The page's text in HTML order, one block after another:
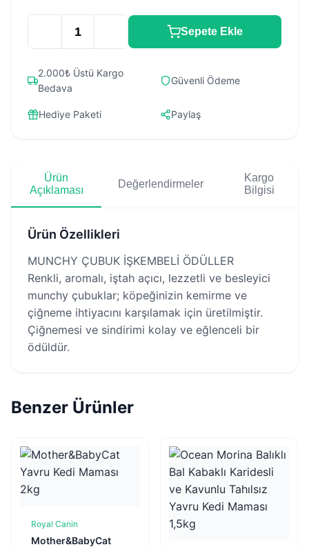
Sepete Ekle
2.000₺ Üstü Kargo
Bedava
Güvenli Ödeme
Hediye Paketi Paylaş
Ürün
Açıklaması
Değerlendirmeler
Kargo
Bilgisi
Ürün Özellikleri
MUNCHY ÇUBUK İŞKEMBELİ ÖDÜLLER
Renkli, aromalı, iştah açıcı, lezzetli ve besleyici
munchy çubuklar; köpeğinizin kemirme ve
çiğneme ihtiyacını karşılamak için üretilmiştir.
Çiğnemesi ve sindirimi kolay ve eğlenceli bir
ödüldür.
Benzer Ürünler
Sepete Ekle
Royal Canin
Mother&BabyCat